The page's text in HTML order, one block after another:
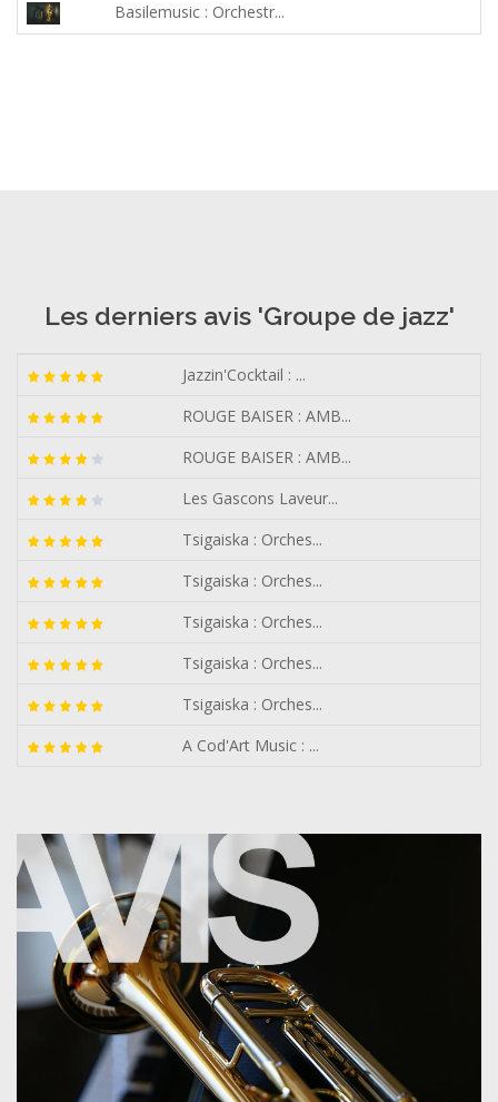
Basilemusic : Orchestr...
Les derniers avis 'Groupe de jazz'
Jazzin'Cocktail : ...
ROUGE BAISER : AMB...
ROUGE BAISER : AMB...
Les Gascons Laveur...
Tsigaiska : Orches...
Tsigaiska : Orches...
Tsigaiska : Orches...
Tsigaiska : Orches...
Tsigaiska : Orches...
A Cod'Art Music : ...